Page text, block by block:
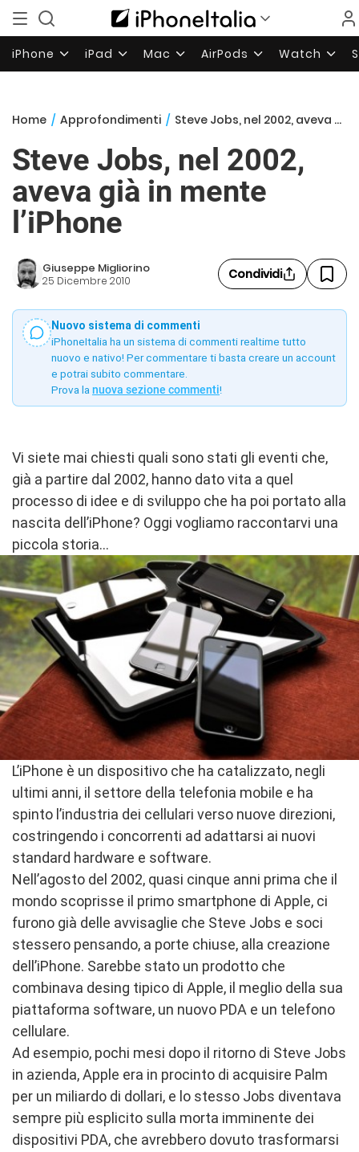
iPhone iPad Mac AirPods Watch
Home / Approfondimenti / Steve Jobs, nel 2002, aveva già in mente l’iPhone
Steve Jobs, nel 2002,
aveva già in mente
l’iPhone
Giuseppe Migliorino
25 Dicembre 2010 Condividi
Nuovo sistema di commenti
iPhoneItalia ha un sistema di commenti realtime tutto
nuovo e nativo! Per commentare ti basta creare un account
e potrai subito commentare.
Prova la nuova sezione commenti!
Vi siete mai chiesti quali sono stati gli eventi che,
già a partire dal 2002, hanno dato vita a quel
processo di idee e di sviluppo che ha poi portato alla
nascita dell’iPhone? Oggi vogliamo raccontarvi una
piccola storia…
L’iPhone è un dispositivo che ha catalizzato, negli
ultimi anni, il settore della telefonia mobile e ha
spinto l’industria dei cellulari verso nuove direzioni,
costringendo i concorrenti ad adattarsi ai nuovi
standard hardware e software.
Nell’agosto del 2002, quasi cinque anni prima che il
mondo scoprisse il primo smartphone di Apple, ci
furono già delle avvisaglie che Steve Jobs e soci
stessero pensando, a porte chiuse, alla creazione
dell’iPhone. Sarebbe stato un prodotto che
combinava desing tipico di Apple, il meglio della sua
piattaforma software, un nuovo PDA e un telefono
cellulare.
Ad esempio, pochi mesi dopo il ritorno di Steve Jobs
in azienda, Apple era in procinto di acquisire Palm
per un miliardo di dollari, e lo stesso Jobs diventava
sempre più esplicito sulla morta imminente dei
dispositivi PDA, che avrebbero dovuto trasformarsi